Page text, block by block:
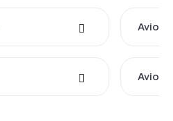
Avio
Avio